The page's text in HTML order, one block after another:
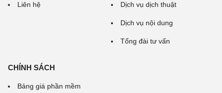
Liên hệ Dịch vụ dịch thuật
Dịch vụ nội dung
Tổng đài tư vấn
CHÍNH SÁCH
Bảng giá phần mềm